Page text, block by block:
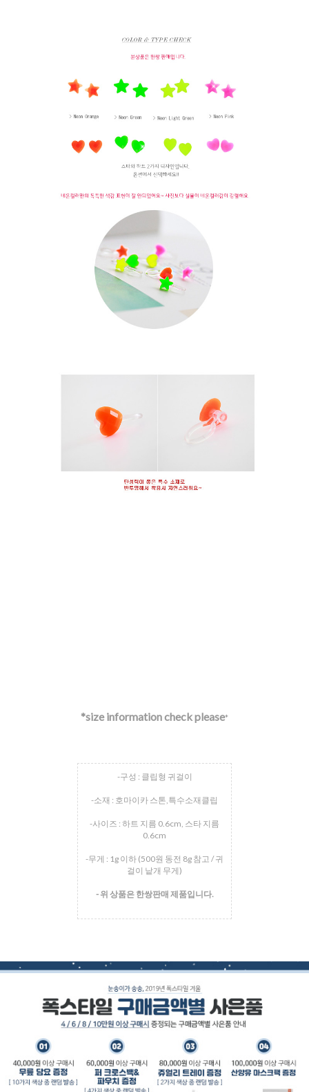
*size information check please*
-구성 : 클립형 귀걸이
-소재 : 호마이카 스톤,특수소재클립
-사이즈 : 하트 지름 0.6cm, 스타 지름
0.6cm
-무게 : 1g 이하 (500원 동전 8g 참고 / 귀
걸이 낱개 무게)
- 위 상품은 한쌍판매 제품입니다.